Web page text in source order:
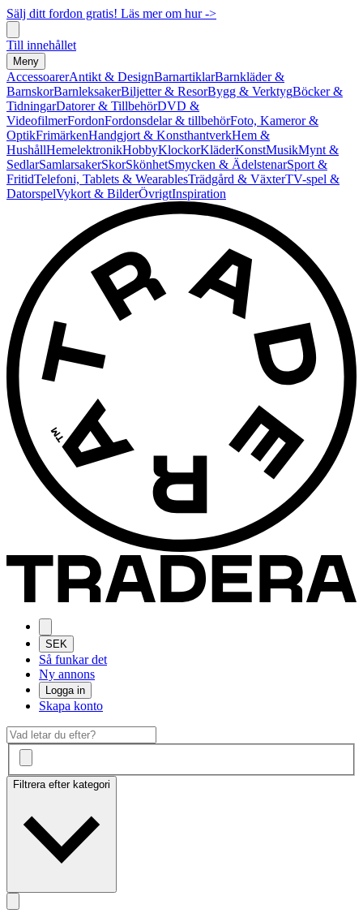
Sälj ditt fordon gratis! Läs mer om hur ->
Till innehållet
Meny
AccessoarerAntikt & DesignBarnartiklarBarnkläder &
BarnskorBarnleksakerBiljetter & ResorBygg & VerktygBöcker &
TidningarDatorer & TillbehörDVD &
VideofilmerFordonFordonsdelar & tillbehörFoto, Kameror &
OptikFrimärkenHandgjort & KonsthantverkHem &
HushållHemelektronikHobbyKlockorKläderKonstMusikMynt &
SedlarSamlarsakerSkorSkönhetSmycken & ÄdelstenarSport &
FritidTelefoni, Tablets & WearablesTrädgård & VäxterTV-spel &
DatorspelVykort & BilderÖvrigtInspiration
SEK
Så funkar det
Ny annons
Logga in
Skapa konto
Filtrera efter kategori